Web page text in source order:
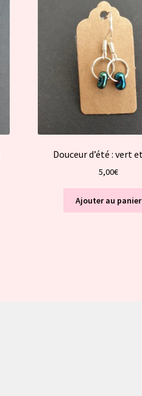
Douceur d’été : vert
5,00€
Ajouter au panier